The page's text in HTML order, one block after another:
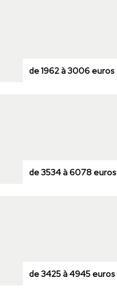
de 1962 à 3006 euros
de 3534 à 6078 euros
de 3425 à 4945 euros